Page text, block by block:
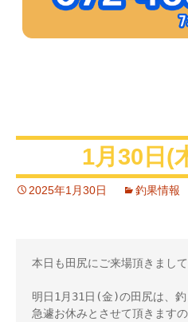
1月30日(
2025年1月30日 釣果情報
本日も田尻にご来場頂きまし
明日1月31日(金)の田尻は、釣
急遽お休みとさせて頂きます